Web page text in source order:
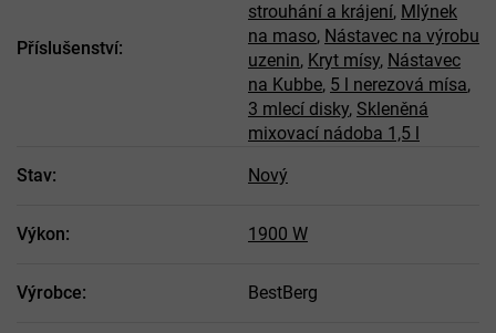
Příslušenství:
strouhání a krájení, Mlýnek
na maso, Nástavec na výrobu
uzenin, Kryt mísy, Nástavec
na Kubbe, 5 l nerezová mísa,
3 mlecí disky, Skleněná
mixovací nádoba 1,5 l
Stav: Nový
Výkon: 1900 W
Výrobce: BestBerg